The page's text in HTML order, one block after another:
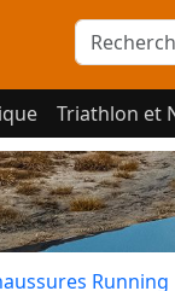
Triathlon et
Running